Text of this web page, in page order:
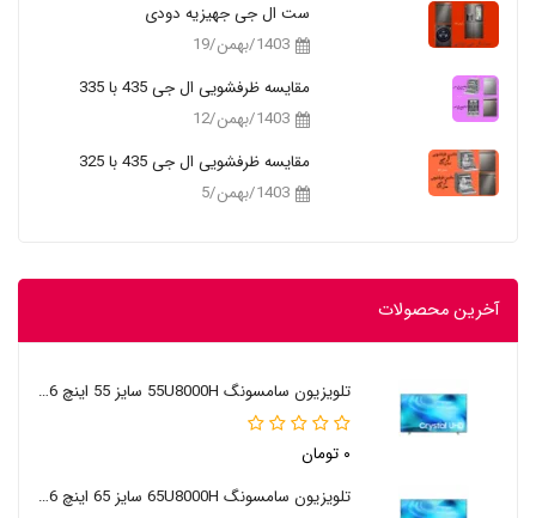
ست ال جی جهیزیه دودی
1403/بهمن/19
مقایسه ظرفشویی ال جی 435 با 335
1403/بهمن/12
مقایسه ظرفشویی ال جی 435 با 325
1403/بهمن/5
آخرین محصولات
تلویزیون سامسونگ 55U8000H سایز 55 اینچ 2026
۰ تومان
تلویزیون سامسونگ 65U8000H سایز 65 اینچ 2026